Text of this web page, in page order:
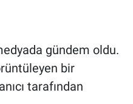
gündem oldu.
bir
tarafından